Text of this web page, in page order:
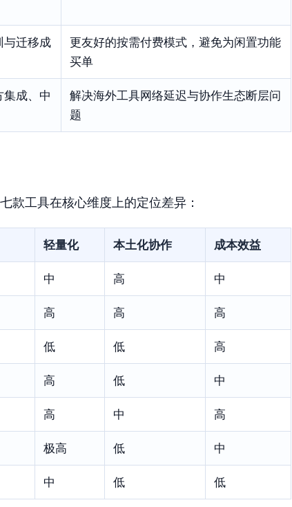
与迁移成
更友好的按需付费模式，避免为闲置功能
买单
成、中
解决海外工具网络延迟与协作生态断层问
题
款工具在核心维度上的定位差异：
轻量化 本土化协作 成本效益
中 高 中
高 高 高
低 低 高
高 低 中
高 中 高
极高 低 中
中 低 低